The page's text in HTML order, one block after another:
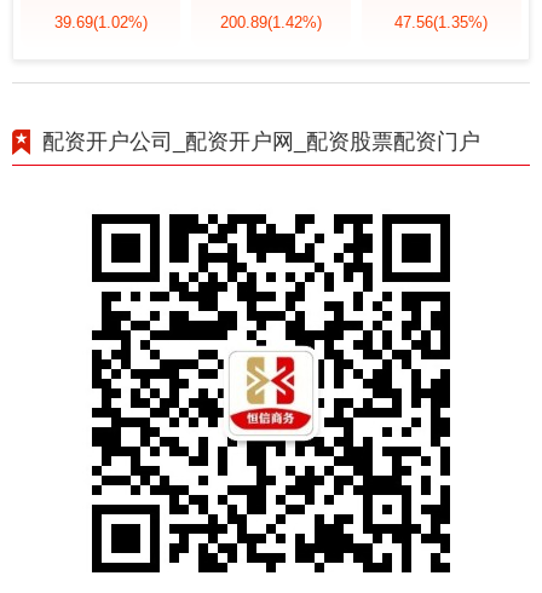
39.69(1.02%) 200.89(1.42%) 47.56(1.35%)
配资开户公司_配资开户网_配资股票配资门户